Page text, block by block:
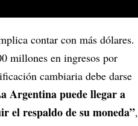
contar con más dólares.
millones en ingresos por
cambiaria debe darse
Argentina puede llegar a
el respaldo de su moneda”,